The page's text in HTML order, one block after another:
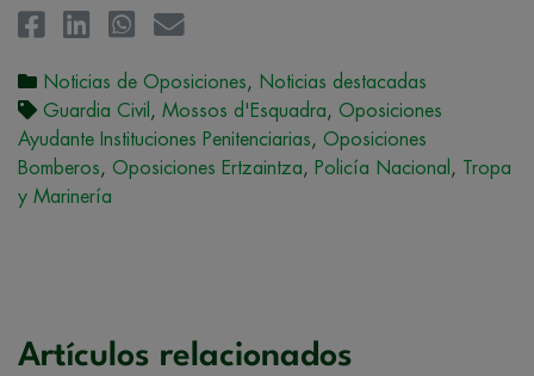
Noticias de Oposiciones, Noticias destacadas
Guardia Civil , Mossos d'Esquadra, Oposiciones
Ayudante Instituciones Penitenciarias, Oposiciones
Bomberos, Oposiciones Ertzaintza, Policía Nacional , Tropa
y Marinería
Artículos relacionados